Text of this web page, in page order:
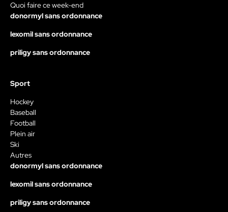
Quoi faire ce week-end
donormyl sans ordonnance
lexomil sans ordonnance
priligy sans ordonnance
Sport
Hockey
Baseball
Football
Plein air
Ski
Autres
donormyl sans ordonnance
lexomil sans ordonnance
priligy sans ordonnance